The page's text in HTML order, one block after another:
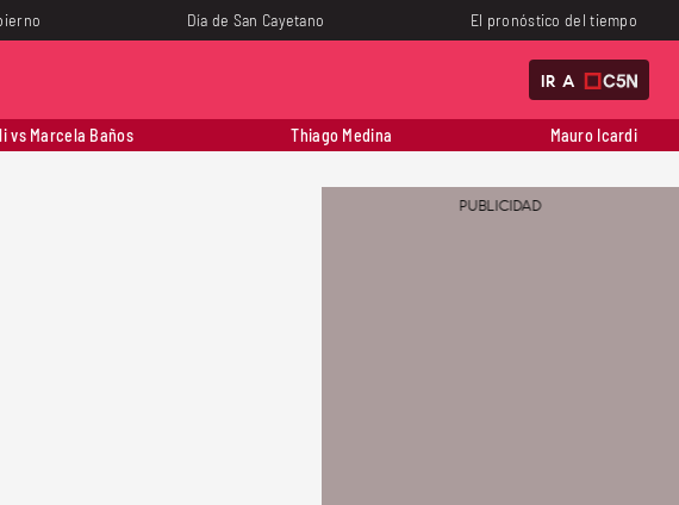
Día de San Cayetano El pronóstico del tiempo
IR A
vs Marcela Baños Thiago Medina Mauro Icardi